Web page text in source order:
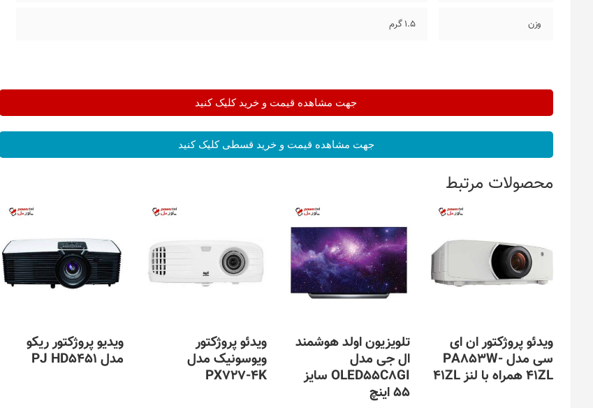
وزن 1.5 گرم
جهت مشاهده قیمت و خرید کلیک کنید
جهت مشاهده قیمت و خرید قسطی کلیک کنید
محصولات مرتبط
ویدئو پروژکتور ان ای
سی مدل PA853W-
41ZL همراه با لنز 41ZL
تلویزیون اولد هوشمند
ال جی مدل
OLED55C8GI سایز
55 اینچ
ویدئو پروژکتور
ویوسونیک مدل
PX727-4K
ویدیو پروژکتور ریکو
مدل PJ HD5451